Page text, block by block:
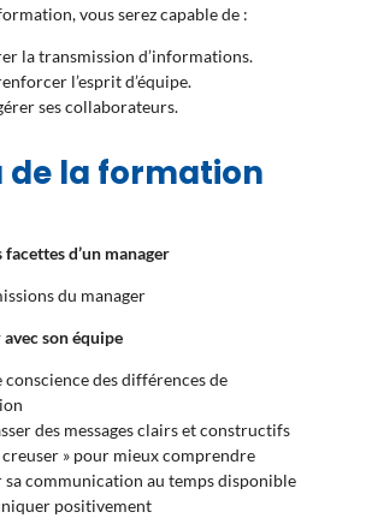
vous serez capable de :
la transmission d’informations.
l’esprit d’équipe.
ses collaborateurs.
de la formation
d’un manager
du manager
son équipe
conscience des différences de
des messages clairs et constructifs
creuser » pour mieux comprendre
sa communication au temps disponible
positivement